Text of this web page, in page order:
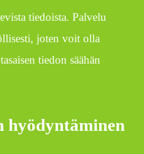
tiedoista. Palvelu
joten voit olla
tiedon säähän
hyödyntäminen